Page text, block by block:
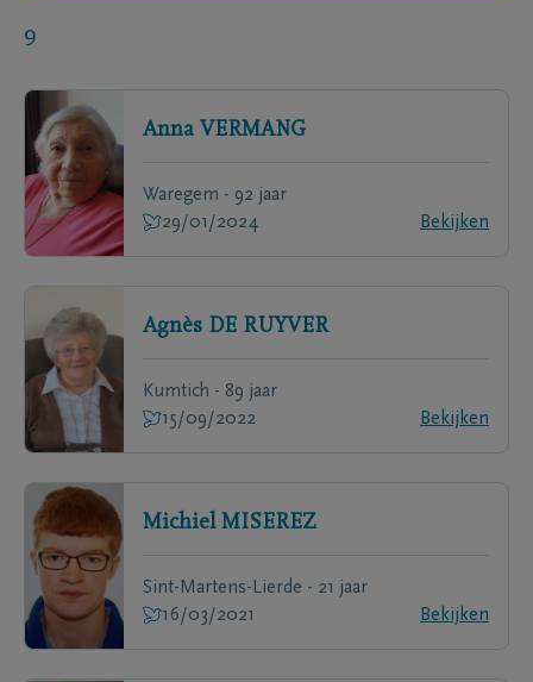
9
Anna VERMANG
Waregem - 92 jaar
29/01/2024
Bekijken
Agnès DE RUYVER
Kumtich - 89 jaar
15/09/2022
Bekijken
Michiel MISEREZ
Sint-Martens-Lierde - 21 jaar
16/03/2021
Bekijken